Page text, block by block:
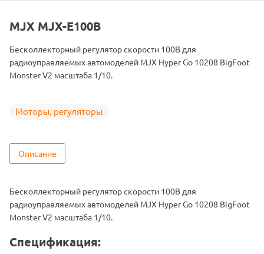
Подходит
MJX-10208-WHITE / MJX-10208-BLACK
MJX MJX-E100B
Бесколлекторный регулятор скорости 100B для
радиоуправляемых автомоделей MJX Hyper Go 10208 BigFoot
Monster V2 масштаба 1/10.
Моторы, регуляторы
Описание
Бесколлекторный регулятор скорости 100B для
радиоуправляемых автомоделей MJX Hyper Go 10208 BigFoot
Monster V2 масштаба 1/10.
Спецификация: